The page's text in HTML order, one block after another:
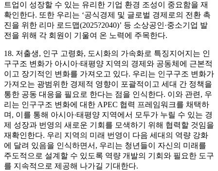
트업이 성장할 수 있는 유리한 기업 환경 조성이 중요함을 재
확인한다. 또한 우리는 ‘공식경제 및 글로벌 경제로의 전환 촉
진을 위한 리마 로드맵(2025?2040)’ 등 소상공인·중소기업 발
전을 위해 각 회원이 기울여 온 노력에 주목한다.
18. 저출생, 인구 고령화, 도시화의 가속화로 특징지어지는 인
구구조 변화가 아시아·태평양 지역의 경제와 공동체에 근본적
이고 장기적인 변화를 가져오고 있다. 우리는 인구구조 변화가
가져오는 광범위한 경제적 영향이 포괄적이고 세대 간 정책을
통한 공동 대응을 필요로 한다는 점을 인식한다. 이와 관련, 우
리는 인구구조 변화에 대한 APEC 협력 프레임워크를 채택하
며, 이를 통해 아시아·태평양 지역에서 모두가 누릴 수 있는 경
제 성장과 번영의 새로운 기회를 모색하기 위해 협력할 것임을
재확인한다. 우리 지역의 미래 번영이 다음 세대의 역량 강화
에 달려 있음을 인식하면서, 우리는 청년들이 자신의 미래를
주도적으로 설계할 수 있도록 역량 개발의 기회와 필요한 도구
를 지속적으로 제공해 나가길 기대한다.